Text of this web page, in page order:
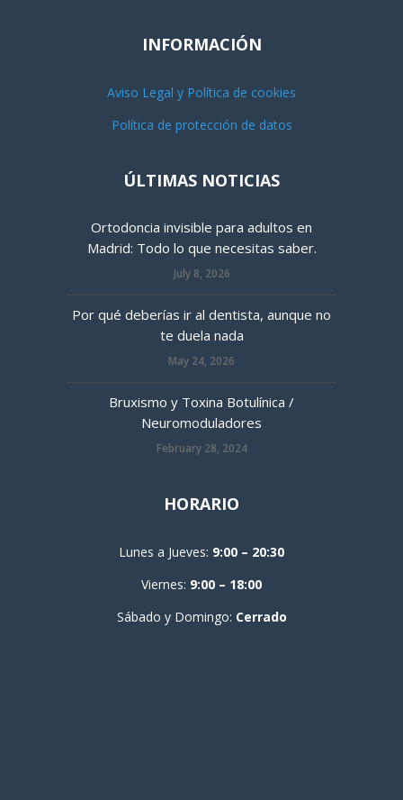
INFORMACIÓN
Aviso Legal y Política de cookies
Política de protección de datos
ÚLTIMAS NOTICIAS
Ortodoncia invisible para adultos en
Madrid: Todo lo que necesitas saber.
July 8, 2026
Por qué deberías ir al dentista, aunque no
te duela nada
May 24, 2026
Bruxismo y Toxina Botulínica /
Neuromoduladores
February 28, 2024
HORARIO
Lunes a Jueves: 9:00 – 20:30
Viernes: 9:00 – 18:00
Sábado y Domingo: Cerrado